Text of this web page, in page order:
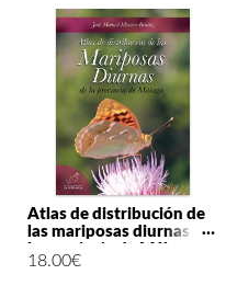
Atlas de distribución de
las mariposas diurnas de
la provincia de Málaga
18.00€